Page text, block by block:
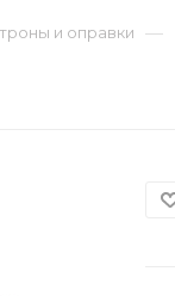
и оправки —